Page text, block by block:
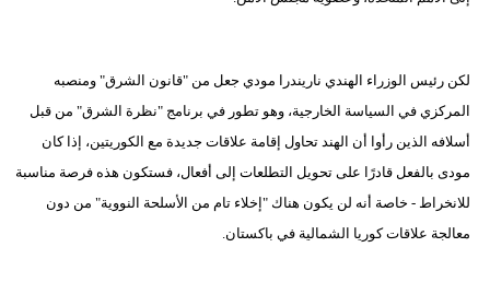
لكن رئيس الوزراء الهندي ناريندرا مودي جعل من "قانون الشرق" ومنصبه
المركزي في السياسة الخارجية، وهو تطور في برنامج "نظرة الشرق" من قبل
أسلافه الذين رأوا أن الهند تحاول إقامة علاقات جديدة مع الكوريتين، إذا كان
مودى بالفعل قادرًا على تحويل التطلعات إلى أفعال، فستكون هذه فرصة مناسبة
للانخراط - خاصة أنه لن يكون هناك "إخلاء تام من الأسلحة النووية" من دون
معالجة علاقات كوريا الشمالية في باكستان.